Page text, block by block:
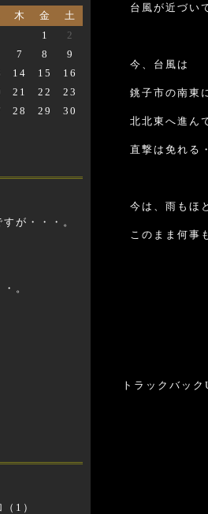
木 金
土
1
2
7 8
9
14 15
16
21 22
23
28 29 30
が・・・。
。
1）
台風が近づい
今、台風は
銚子市の南東
北北東へ進ん
直撃は免れる
今は、雨もほ
このまま何事
トラックバッ